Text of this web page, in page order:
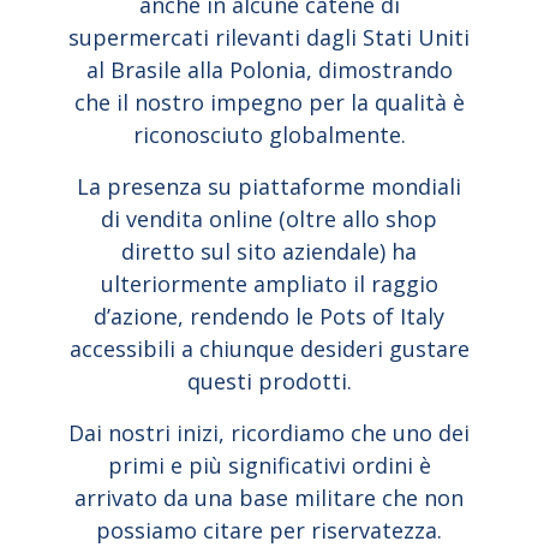
supermercati rilevanti dagli Stati Uniti
al Brasile alla Polonia, dimostrando
che il nostro impegno per la qualità è
riconosciuto globalmente.
La presenza su piattaforme mondiali
di vendita online (oltre allo shop
diretto sul sito aziendale) ha
ulteriormente ampliato il raggio
d’azione, rendendo le Pots of Italy
accessibili a chiunque desideri gustare
questi prodotti.
Dai nostri inizi, ricordiamo che uno dei
primi e più significativi ordini è
arrivato da una base militare che non
possiamo citare per riservatezza.